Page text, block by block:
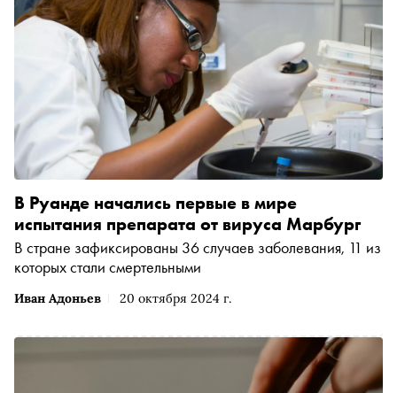
Иван Адоньев 20 октября 2024 г.
В Руанде начались первые в мире
испытания препарата от вируса Марбург
В стране зафиксированы 36 случаев заболевания, 11 из
которых стали смертельными